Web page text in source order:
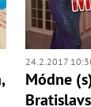
24.2.2017
Módne